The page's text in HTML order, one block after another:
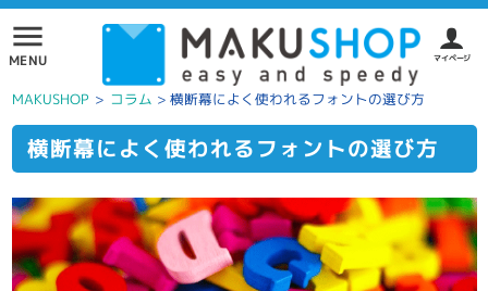
menu
MENU マイページ
MAKUSHOP > コラム > 横断幕によく使われるフォントの選び方
横断幕によく使われるフォントの選び方